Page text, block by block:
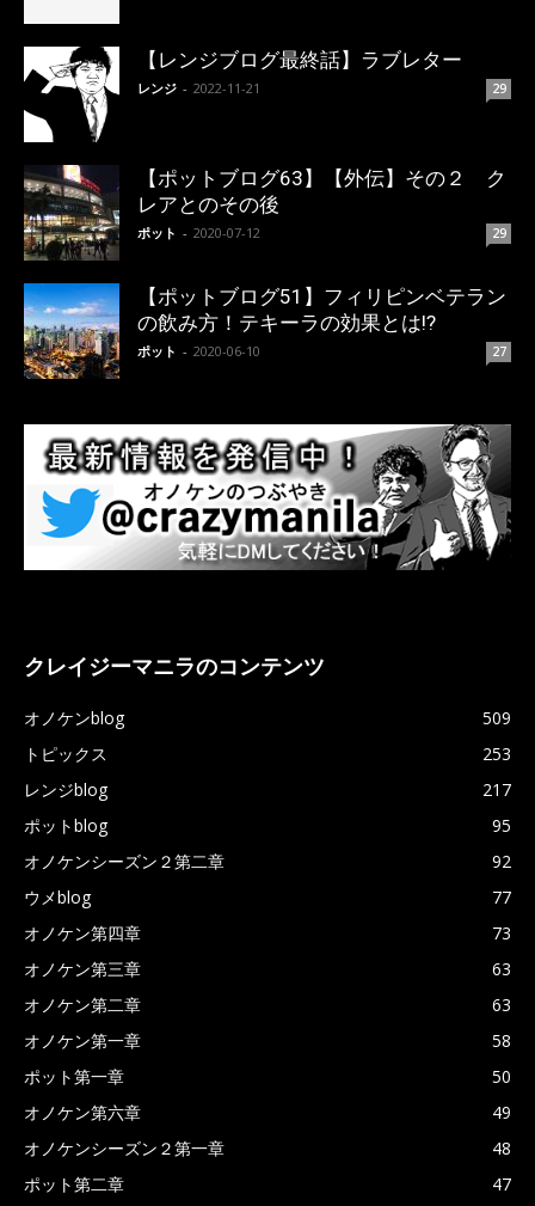
【レンジブログ最終話】ラブレター
レンジ - 2022-11-21 29
【ポットブログ63】【外伝】その２ ク
レアとのその後
ポット - 2020-07-12 29
【ポットブログ51】フィリピンベテラン
の飲み方！テキーラの効果とは!?
ポット - 2020-06-10 27
クレイジーマニラのコンテンツ
オノケンblog
509
トピックス
253
レンジblog
217
ポットblog
95
オノケンシーズン２第二章
92
ウメblog
77
オノケン第四章
73
オノケン第三章
63
オノケン第二章
63
オノケン第一章
58
ポット第一章
50
オノケン第六章
49
オノケンシーズン２第一章
48
ポット第二章
47